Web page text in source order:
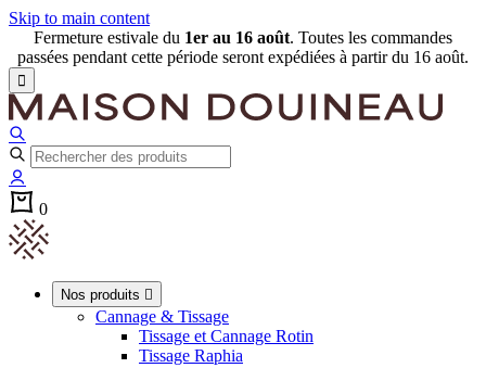
Skip to main content
Fermeture estivale du 1er au 16 août. Toutes les commandes
passées pendant cette période seront expédiées à partir du 16 août.

0
Nos produits 
Cannage & Tissage
Tissage et Cannage Rotin
Tissage Raphia